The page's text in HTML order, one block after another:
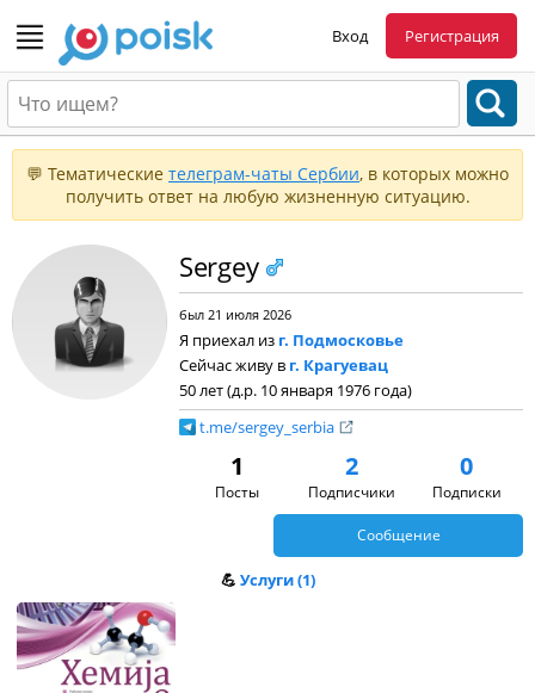
Вход Регистрация
💬 Тематические телеграм-чаты Сербии, в которых можно
получить ответ на любую жизненную ситуацию.
Sergey
был 21 июля 2026
Я приехал из г. Подмосковье
Сейчас живу в г. Крагуевац
50 лет (д.р. 10 января 1976 года)
t.me/sergey_serbia
1
Посты
2
Подписчики
0
Подписки
Сообщение
💪 Услуги (1)